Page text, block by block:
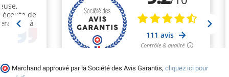
Marchand approuvé par la Société des Avis Garantis, cliquez ici pour